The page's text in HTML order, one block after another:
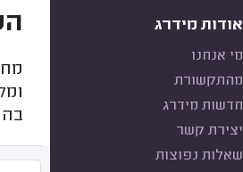
אודות מידרג
מי אנחנו
מהתקשורת
חדשות מידרג
יצירת קשר
שאלות נפוצות